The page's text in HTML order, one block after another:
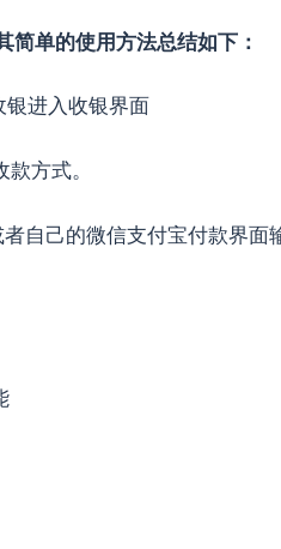
单的使用方法总结如下：
进入收银界面
方式。
自己的微信支付宝付款界面